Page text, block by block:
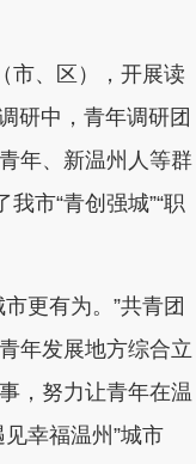
市、区），开展读
研中，青年调研团
年、新温州人等群
市“青创强城”“职
更有为。”共青团
年发展地方综合立
，努力让青年在温
幸福温州”城市